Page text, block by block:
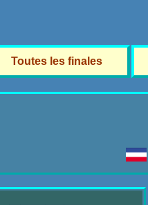
Toutes les finales